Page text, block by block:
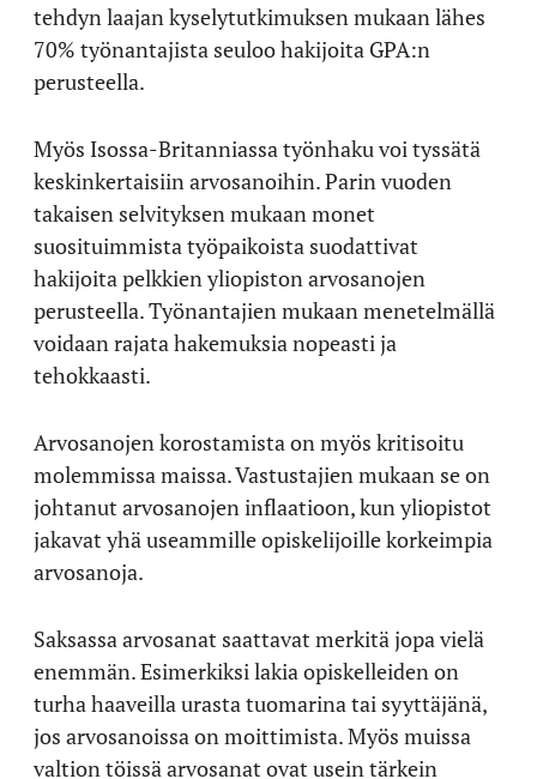
tehdyn laajan kyselytutkimuksen mukaan lähes
70% työnantajista seuloo hakijoita GPA:n
perusteella.
Myös Isossa-Britanniassa työnhaku voi tyssätä
keskinkertaisiin arvosanoihin. Parin vuoden
takaisen selvityksen mukaan monet
suosituimmista työpaikoista suodattivat
hakijoita pelkkien yliopiston arvosanojen
perusteella. Työnantajien mukaan menetelmällä
voidaan rajata hakemuksia nopeasti ja
tehokkaasti.
Arvosanojen korostamista on myös kritisoitu
molemmissa maissa. Vastustajien mukaan se on
johtanut arvosanojen inflaatioon, kun yliopistot
jakavat yhä useammille opiskelijoille korkeimpia
arvosanoja.
Saksassa arvosanat saattavat merkitä jopa vielä
enemmän. Esimerkiksi lakia opiskelleiden on
turha haaveilla urasta tuomarina tai syyttäjänä,
jos arvosanoissa on moittimista. Myös muissa
valtion töissä arvosanat ovat usein tärkein